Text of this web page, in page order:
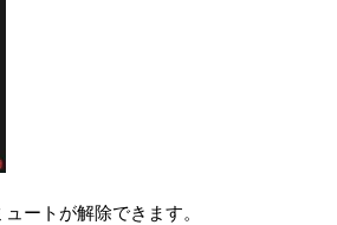
ートが解除できます。